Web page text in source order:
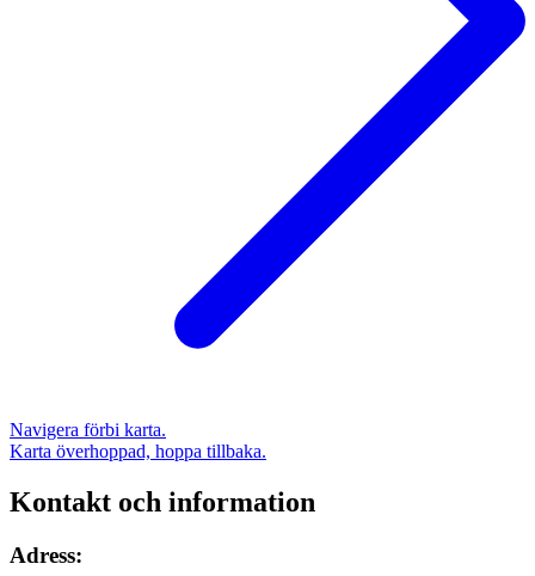
Navigera förbi karta.
Karta överhoppad, hoppa tillbaka.
Kontakt och information
Adress: